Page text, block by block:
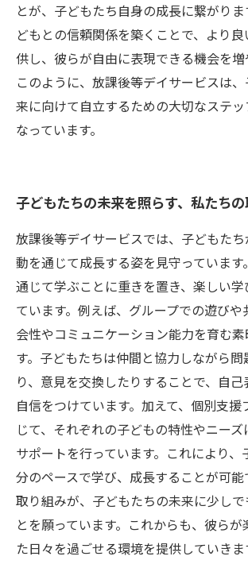
とが、子どもたち自身の成長に繋がり
どもとの信頼関係を築くことで、より
供し、彼らが自由に表現できる機会を増
このように、放課後等デイサービスは
来に向けて自立するための大切なステ
なっています。
子どもたちの未来を照らす、私たち
放課後等デイサービスでは、子どもた
動を通じて成長する姿を見守っています
通じて学ぶことに重きを置き、楽しい
ています。例えば、グループでの遊び
会性やコミュニケーション能力を育む
す。子どもたちは仲間と協力しながら
り、意見を交換したりすることで、自己
自信をつけています。加えて、個別支
じて、それぞれの子どもの特性やニー
サポートを行っています。これにより、
分のペースで学び、成長することが可
取り組みが、子どもたちの未来に少し
とを願っています。これからも、彼ら
た日々を過ごせる環境を提供していきま